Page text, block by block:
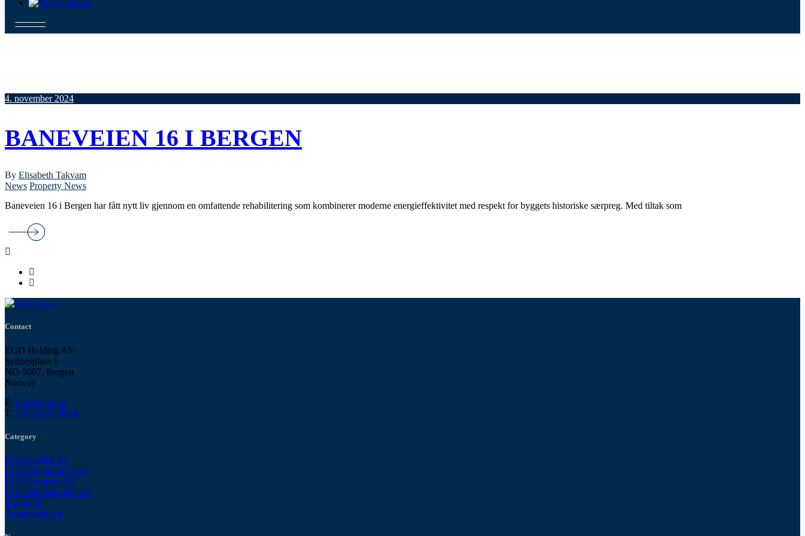
4. november 2024
BANEVEIEN 16 I BERGEN
By Elisabeth Takvam
News Property News
Baneveien 16 i Bergen har fått nytt liv gjennom en omfattende rehabilitering som kombinerer moderne energieffektivitet med respekt for byggets historiske særpreg. Med tiltak som
Contact
EGD Holding AS
Sydnesplass 1
NO-5007, Bergen
Norway
E: post@egd.no
T: +47 55 57 48 00
Category
EGD Capital AS
EGD Shipholding AS
EGD Property AS
EGD Management AS
Bærekraft
Åpenhetsloven